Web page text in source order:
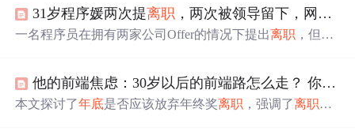
31岁程序媛两次提离职 ，两次被领导留下，网友：开弓没有回头箭
一名程序员在拥有两家公司Offer的情况下提出离职 ，但原
开，认为提离职后最好尽快离职或已失去信任，另一部分
人则主张留下，认为熟悉环境更有利。程序员在家庭和职
他的前端焦虑：30岁以后的前端路怎么走？ 你想过吗~
本文探讨了年底是否应该放弃年终奖离职 ，强调了离职原